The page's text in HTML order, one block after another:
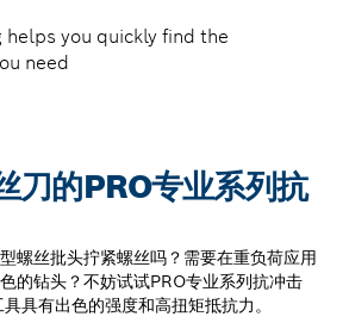
helps you quickly find the
need
刀的PRO专业系列抗
螺丝批头拧紧螺丝吗？需要在重负荷应用
的钻头？不妨试试PRO专业系列抗冲击
具有出色的强度和高扭矩抵抗力。